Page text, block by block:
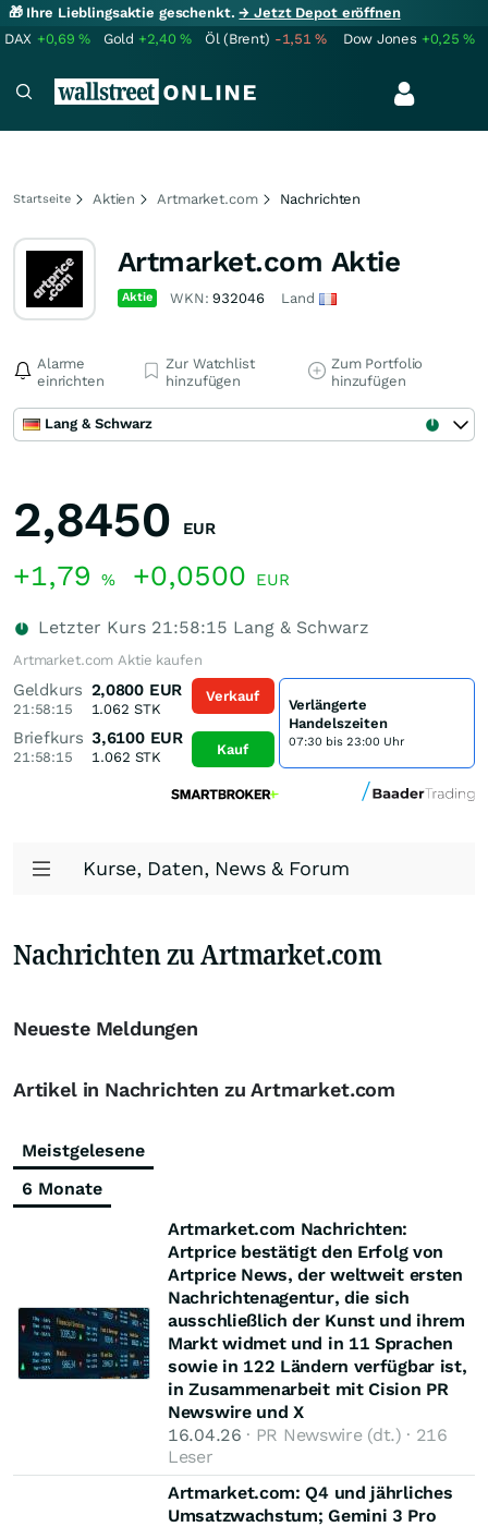
🎁 Ihre Lieblingsaktie geschenkt.→ Jetzt Depot eröffnen
DAX +0,69% Gold +2,40% Öl (Brent) -1,51% Dow Jones +0,25%
Startseite Aktien Artmarket.com Nachrichten
Artmarket.com Aktie
Aktie WKN:932046 Land
Alarme
einrichten
Zur Watchlist
hinzufügen
Zum Portfolio
hinzufügen
Lang & Schwarz
2,8450 EUR
+1,79 % +0,0500 EUR
Letzter Kurs 21:58:15 Lang & Schwarz
Artmarket.com Aktie kaufen
Geldkurs
21:58:15
2,0800 EUR
1.062 STK
Briefkurs
21:58:15
3,6100 EUR
1.062 STK
Verkauf
Kauf
Verlängerte
Handelszeiten
07:30 bis 23:00 Uhr
Kurse, Daten, News & Forum
Nachrichten zu Artmarket.com
Neueste Meldungen
Artikel in Nachrichten zu Artmarket.com
Meistgelesene
6 Monate
Artmarket.com Nachrichten:
Artprice bestätigt den Erfolg von
Artprice News, der weltweit ersten
Nachrichtenagentur, die sich
ausschließlich der Kunst und ihrem
Markt widmet und in 11 Sprachen
sowie in 122 Ländern verfügbar ist,
in Zusammenarbeit mit Cision PR
Newswire und X
16.04.26 · PR Newswire (dt.) · 216
Leser
Artmarket.com: Q4 und jährliches
Umsatzwachstum; Gemini 3 Pro